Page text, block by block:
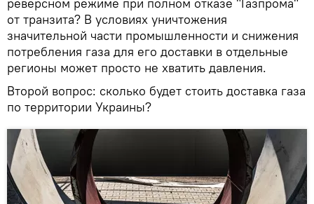
от транзита? В условиях уничтожения
значительной части промышленности и снижения
потребления газа для его доставки в отдельные
регионы может просто не хватить давления.
Второй вопрос: сколько будет стоить доставка газа
по территории Украины?